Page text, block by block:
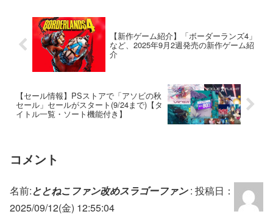
【新作ゲーム紹介】「ボーダーランズ4」
など、2025年9月2週発売の新作ゲーム紹
介
【セール情報】PSストアで「アソビの秋
セール」セールがスタート(9/24まで)【タ
イトル一覧・ソート機能付き】
コメント
名前:ととねこファン改めスラゴーファン: 投稿日：
2025/09/12(金) 12:55:04